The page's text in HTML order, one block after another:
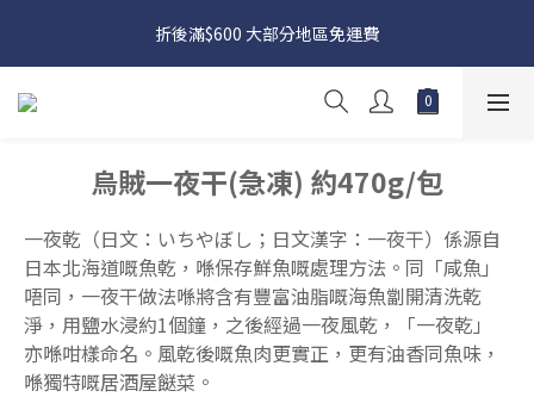
日本接近假期，貨源較不穩定；如想在 8 月 11 日至 8 月 15 日收
貨，請務必於 8 月 10 日前落單
折後滿$600 大部分地區免運費
日本接近假期，貨源較不穩定；如想在 8 月 11 日至 8 月 15 日收
貨，請務必於 8 月 10 日前落單
烏賊一夜干(急凍) 約470g/包
一夜乾（日文：いちやぼし；日文漢字：一夜干）係源自
日本北海道嘅魚乾，喺保存鮮魚嘅處理方法。同「咸魚」
唔同，一夜干做法喺將含有豐富油脂嘅海魚劏開清洗乾
淨，用鹽水浸約1個鐘，之後經過一夜風乾，「一夜乾」
亦喺咁樣命名。風乾後嘅魚肉更實正，更有油香同魚味，
喺獨特嘅居酒屋餸菜。